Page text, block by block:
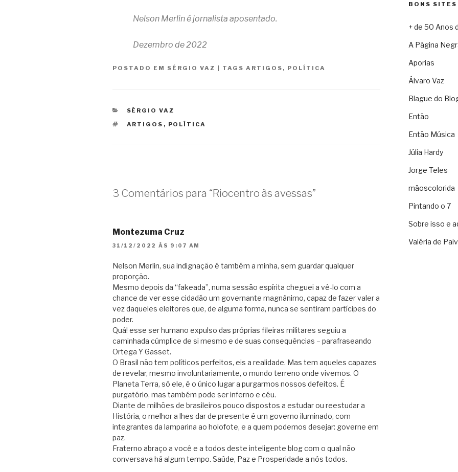
Nelson Merlin é jornalista aposentado.
Dezembro de 2022
POSTADO EM SÉRGIO VAZ | TAGS ARTIGOS , POLÍTICA
CATEGORIAS
SÉRGIO VAZ
TAGS
ARTIGOS , POLÍTICA
3 Comentários para “Riocentro às avessas”
Montezuma Cruz
31/12/2022 ÀS 9:07 AM
Nelson Merlin, sua indignação é também a minha, sem guardar qualquer
proporção.
Mesmo depois da “fakeada”, numa sessão espírita cheguei a vê-lo com a
chance de ver esse cidadão um governante magnânimo, capaz de fazer valer a
vez daqueles eleitores que, de alguma forma, nunca se sentiram partícipes do
poder.
Quá! esse ser humano expulso das próprias fileiras militares seguiu a
caminhada cúmplice de si mesmo e de suas consequências – parafraseando
Ortega Y Gasset.
O Brasil não tem políticos perfeitos, eis a realidade. Mas tem aqueles capazes
de revelar, mesmo involuntariamente, o mundo terreno onde vivemos. O
Planeta Terra, só ele, é o único lugar a purgarmos nossos defeitos. É
purgatório, mas também pode ser inferno e céu.
Diante de milhões de brasileiros pouco dispostos a estudar ou reestudar a
História, o melhor a lhes dar de presente é um governo iluminado, com
integrantes da lamparina ao holofote, e a quem podemos desejar: governe em
paz.
Fraterno abraço a você e a todos deste inteligente blog com o qual não
conversava há algum tempo. Saúde, Paz e Prosperidade a nós todos.
BONS SITES
+ de 50 Anos
A Página
Aporias
Álvaro Vaz
Blague do
Então
Então Música
Júlia Hardy
Jorge Teles
mãoscolorida
Pintando o 7
Sobre isso e
Valéria de